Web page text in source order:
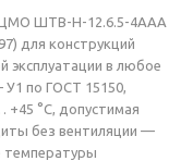
ЦМО ШТВ-Н-12.6.5-4ААА
для конструкций
эксплуатации в любое
У1 по ГОСТ 15150,
°C, допустимая
без вентиляции —
температуры